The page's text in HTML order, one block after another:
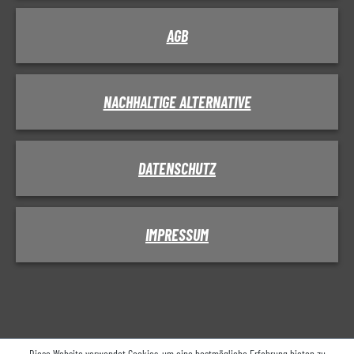
AGB
NACHHALTIGE ALTERNATIVE
DATENSCHUTZ
IMPRESSUM